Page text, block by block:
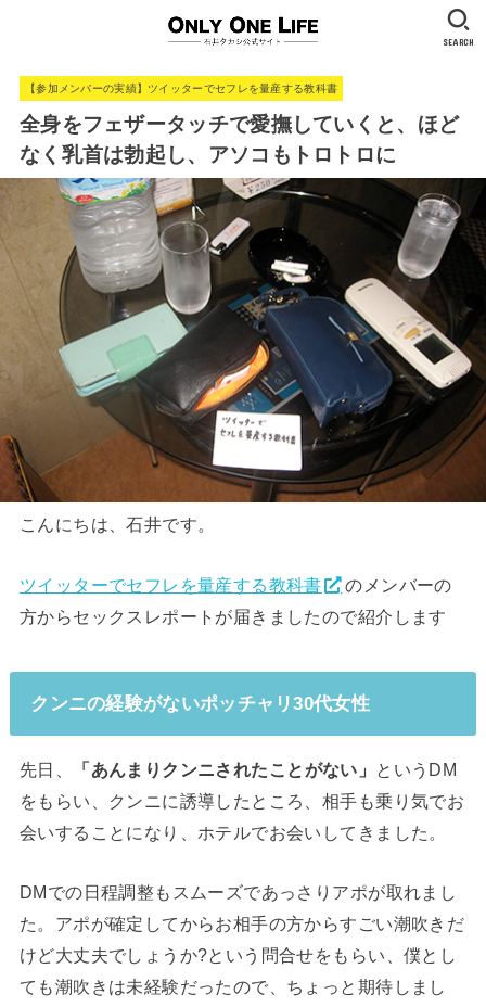
SEARCH
【参加メンバーの実績】ツイッターでセフレを量産する教科書
全身をフェザータッチで愛撫していくと、ほど
なく乳首は勃起し、アソコもトロトロに
こんにちは、石井です。
ツイッターでセフレを量産する教科書
のメンバーの
方からセックスレポートが届きましたので紹介します
クンニの経験がないポッチャリ30代女性
先日、 「あんまりクンニされたことがない」
というDM
をもらい、クンニに誘導したところ、相手も乗り気でお
会いすることになり、ホテルでお会いしてきました。
DMでの日程調整もスムーズであっさりアポが取れまし
た。アポが確定してからお相手の方からすごい潮吹きだ
けど大丈夫でしょうか?という問合せをもらい、僕とし
ても潮吹きは未経験だったので、ちょっと期待しまし